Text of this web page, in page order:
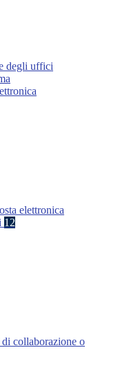
degli uffici
elettronica
12
collaborazione o